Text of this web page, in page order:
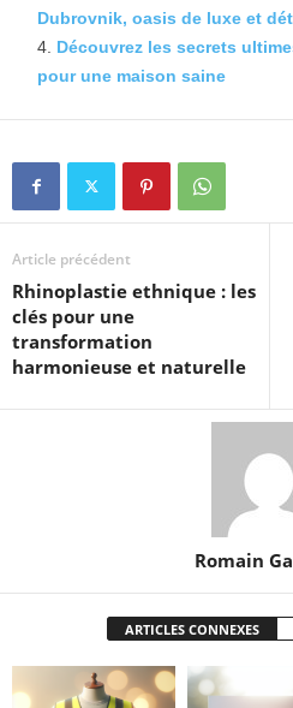
Dubrovnik, oasis de luxe et
Découvrez les secrets
pour une maison saine
Article précédent
Rhinoplastie ethnique : les
clés pour une
transformation
harmonieuse et naturelle
Romain
ARTICLES CONNEXES